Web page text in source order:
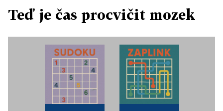
Teď je čas procvičit mozek